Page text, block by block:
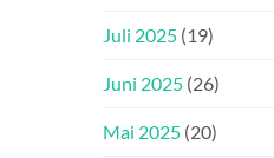
Juli 2025 (19)
Juni 2025 (26)
Mai 2025 (20)